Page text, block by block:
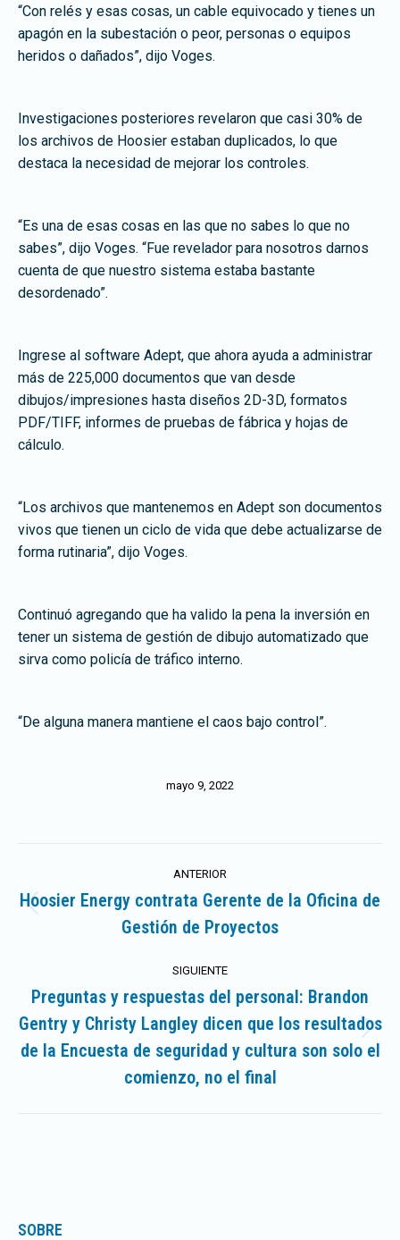
“Con relés y esas cosas, un cable equivocado y tienes un
apagón en la subestación o peor, personas o equipos
heridos o dañados”, dijo Voges.
Investigaciones posteriores revelaron que casi 30% de
los archivos de Hoosier estaban duplicados, lo que
destaca la necesidad de mejorar los controles.
“Es una de esas cosas en las que no sabes lo que no
sabes”, dijo Voges. “Fue revelador para nosotros darnos
cuenta de que nuestro sistema estaba bastante
desordenado”.
Ingrese al software Adept, que ahora ayuda a administrar
más de 225,000 documentos que van desde
dibujos/impresiones hasta diseños 2D-3D, formatos
PDF/TIFF, informes de pruebas de fábrica y hojas de
cálculo.
“Los archivos que mantenemos en Adept son documentos
vivos que tienen un ciclo de vida que debe actualizarse de
forma rutinaria”, dijo Voges.
Continuó agregando que ha valido la pena la inversión en
tener un sistema de gestión de dibujo automatizado que
sirva como policía de tráfico interno.
“De alguna manera mantiene el caos bajo control”.
mayo 9, 2022
entre
publicaciones
ANTERIOR
anterior:
Hoosier Energy contrata Gerente de la Oficina de
Gestión de Proyectos
SIGUIENTE
Publicación
siguiente:
Preguntas y respuestas del personal: Brandon
Gentry y Christy Langley dicen que los resultados
de la Encuesta de seguridad y cultura son solo el
comienzo, no el final
SOBRE